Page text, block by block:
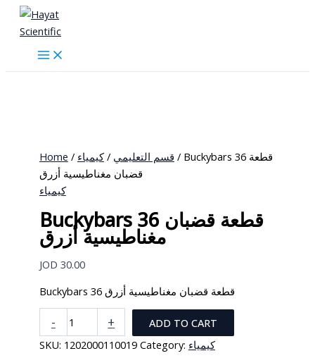
Skip
content
Home / قسم التعليمي /كيمياء
/ Buckybars 36 قطعة
قضبان مغناطيسية أزرق
كيمياء
Buckybars 36 قطعة قضبان
مغناطيسية أزرق
JOD 30.00
Buckybars 36 قطعة قضبان مغناطيسية أزرق
-
Buckybars
36
قطعة
+
ADD TO CART
SKU: 1202000110019 Category: كيمياء